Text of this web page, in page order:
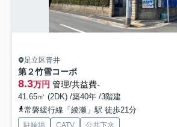
足立区青井
第２竹雪コーポ
8.3万円 管理/共益費-
41.65㎡ (2DK) /築40年 /3階建
常磐緩行線「綾瀬」駅 徒歩21分
駐輪場 CATV 公共下水